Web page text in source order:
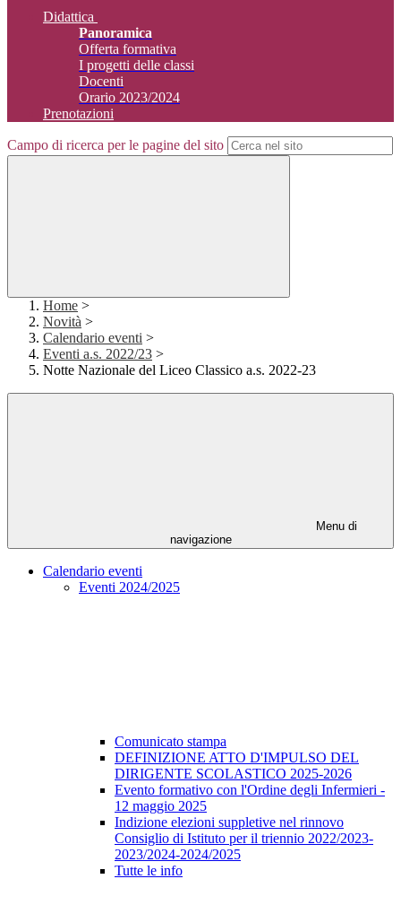
Didattica
Panoramica
Offerta formativa
I progetti delle classi
Docenti
Orario 2023/2024
Prenotazioni
Campo di ricerca per le pagine del sito
Home >
Novità >
Calendario eventi >
Eventi a.s. 2022/23 >
Notte Nazionale del Liceo Classico a.s. 2022-23
Menu di
navigazione
Calendario eventi
Eventi 2024/2025
Comunicato stampa
DEFINIZIONE ATTO D'IMPULSO DEL
DIRIGENTE SCOLASTICO 2025-2026
Evento formativo con l'Ordine degli Infermieri -
12 maggio 2025
Indizione elezioni suppletive nel rinnovo
Consiglio di Istituto per il triennio 2022/2023-
2023/2024-2024/2025
Tutte le info